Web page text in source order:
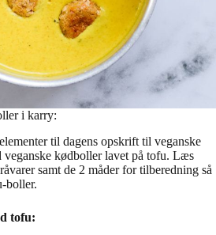
i karry:
til dagens opskrift til veganske
veganske kødboller lavet på tofu. Læs
samt de 2 måder for tilberedning så
boller.
tofu: